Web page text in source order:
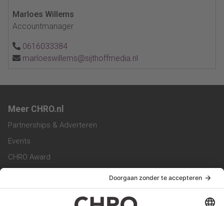
Marloes Willems
Accountmanager
0616033384
marloeswillems@sijthoffmedia.nl
Meer CHRO.nl
Partnerships & Adverteren
Events
CHRO Award
CHRO Magazine